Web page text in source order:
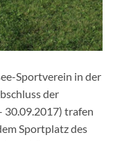
Sportverein in der
der
30.09.2017) trafen
Sportplatz des